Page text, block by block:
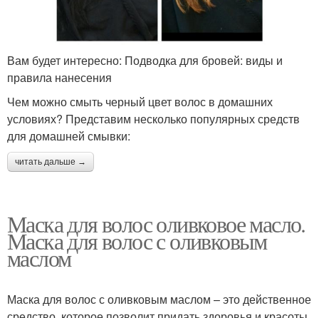
Вам будет интересно: Подводка для бровей: виды и
правила нанесения
Чем можно смыть черный цвет волос в домашних
условиях? Представим несколько популярных средств
для домашней смывки:
читать дальше →
Маска для волос оливковое масло.
Маска для волос с оливковым
маслом
Маска для волос с оливковым маслом – это действенное